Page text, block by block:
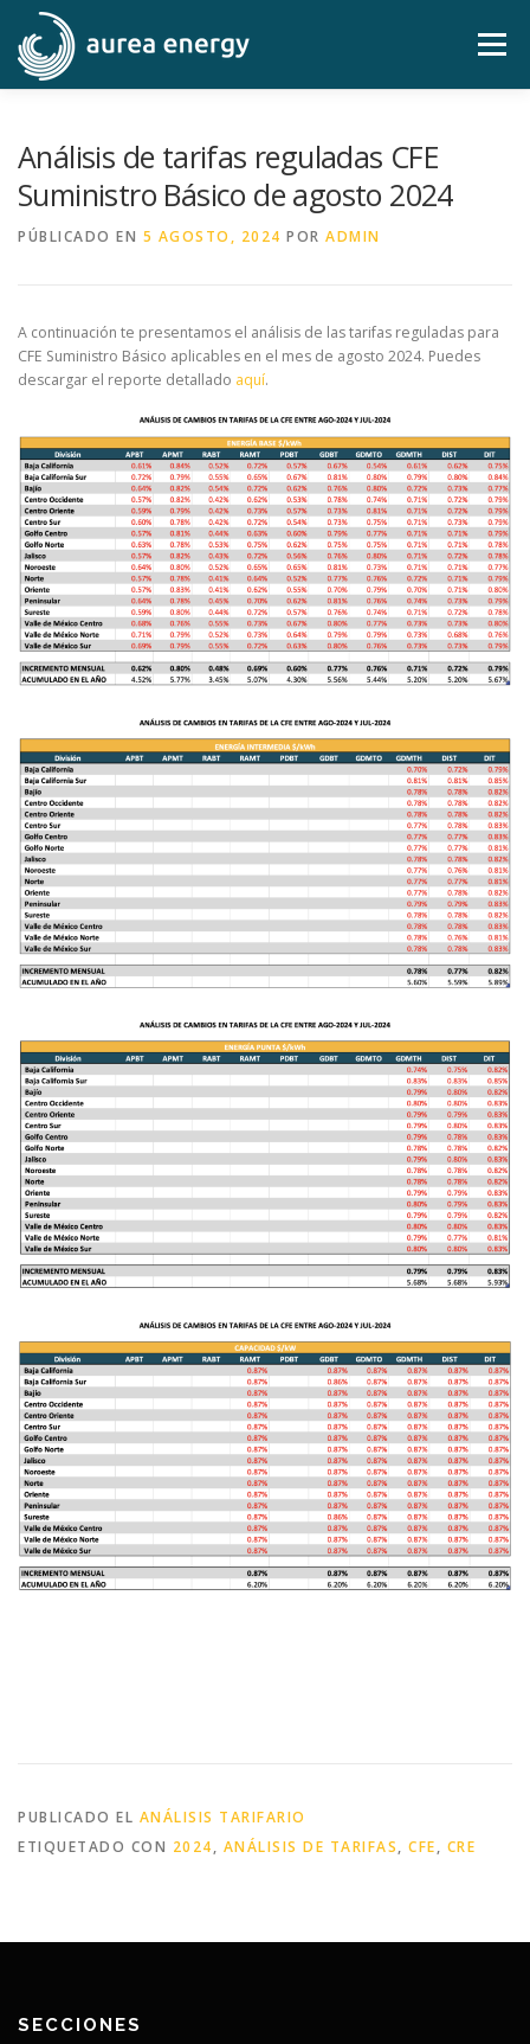
contenido
Menú
Análisis de tarifas reguladas CFE
Suministro Básico de agosto 2024
PÚBLICADO EN 5 AGOSTO, 2024 POR ADMIN
A continuación te presentamos el análisis de las tarifas reguladas para
CFE Suministro Básico aplicables en el mes de agosto 2024. Puedes
descargar el reporte detallado aquí.
PUBLICADO EL ANÁLISIS TARIFARIO
ETIQUETADO CON 2024, ANÁLISIS DE TARIFAS, CFE, CRE
SECCIONES